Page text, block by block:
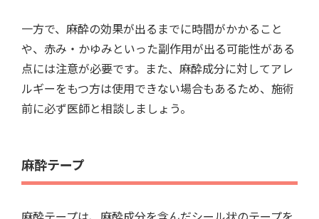
一方で、麻酔の効果が出るまでに時間がかかること
や、赤み・かゆみといった副作用が出る可能性がある
点には注意が必要です。また、麻酔成分に対してアレ
ルギーをもつ方は使用できない場合もあるため、施術
前に必ず医師と相談しましょう。
麻酔テープ